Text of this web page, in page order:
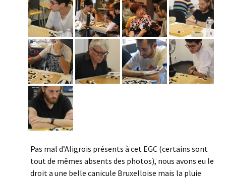
Pas mal d’Aligrois présents à cet EGC (certains sont
tout de mêmes absents des photos), nous avons eu le
droit a une belle canicule Bruxelloise mais la pluie